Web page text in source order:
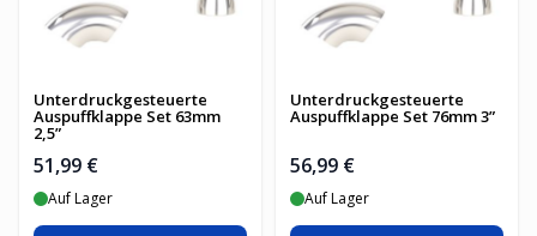
Unterdruckgesteuerte
Auspuffklappe Set 63mm
2,5”
51,99 €
Auf Lager
Unterdruckgesteuerte
Auspuffklappe Set 76mm 3”
56,99 €
Auf Lager